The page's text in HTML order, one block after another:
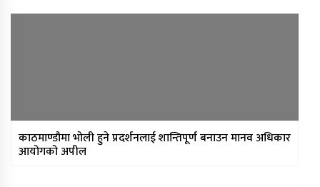
काठमाण्डौमा भोली हुने प्रदर्शनलाई शान्तिपूर्ण बनाउन मानव अधिकार
आयोगको अपील